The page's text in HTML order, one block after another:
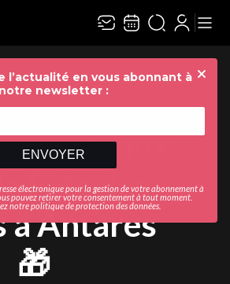
l’actualité en vous abonnant à
notre newsletter :
ENVOYER
électronique pour la gestion de votre abonnement à
pouvez retirer votre consentement à tout moment.
notrepolitique de protection des données
cadeaux
Fête des
à Antarès
🎁